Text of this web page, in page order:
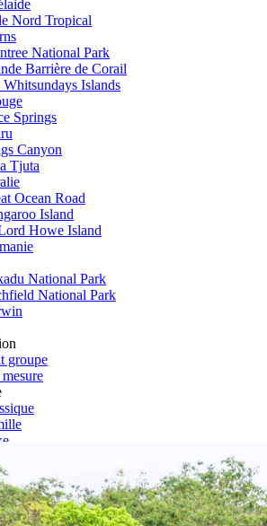
Nord Tropical
National Park
Barrière de Corail
Whitsundays Islands
Springs
Canyon
Tjuta
Ocean Road
Island
Howe Island
National Park
National Park
groupe
partir ?